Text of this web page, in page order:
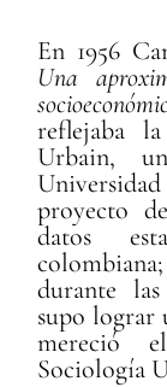
En 1956
Una
reflejaba
Urbain,
proyecto
datos
durante las
supo lograr
mereció
Sociología